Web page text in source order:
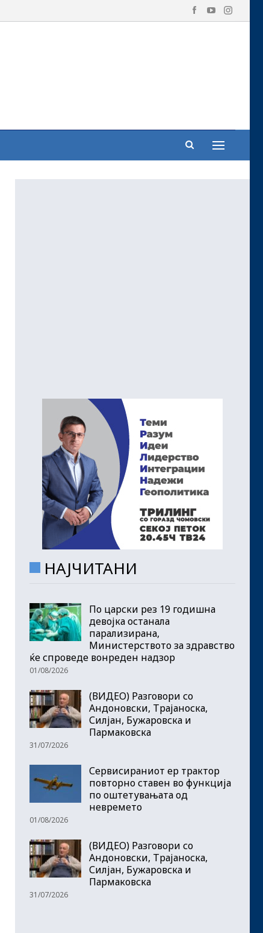
НАЈЧИТАНИ
По царски рез 19 годишна
девојка останала
парализирана,
Министерството за здравство
ќе спроведе вонреден надзор
01/08/2026
(ВИДЕО) Разговори со
Андоновски, Трајаноска,
Силјан, Бужаровска и
Пармаковска
31/07/2026
Сервисираниот ер трактор
повторно ставен во функција
по оштетувањата од
невремето
01/08/2026
(ВИДЕО) Разговори со
Андоновски, Трајаноска,
Силјан, Бужаровска и
Пармаковска
31/07/2026